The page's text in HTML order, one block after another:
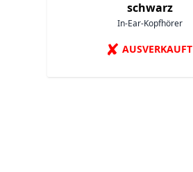
schwarz
In-Ear-Kopfhörer
✘ AUSVERKAUFT